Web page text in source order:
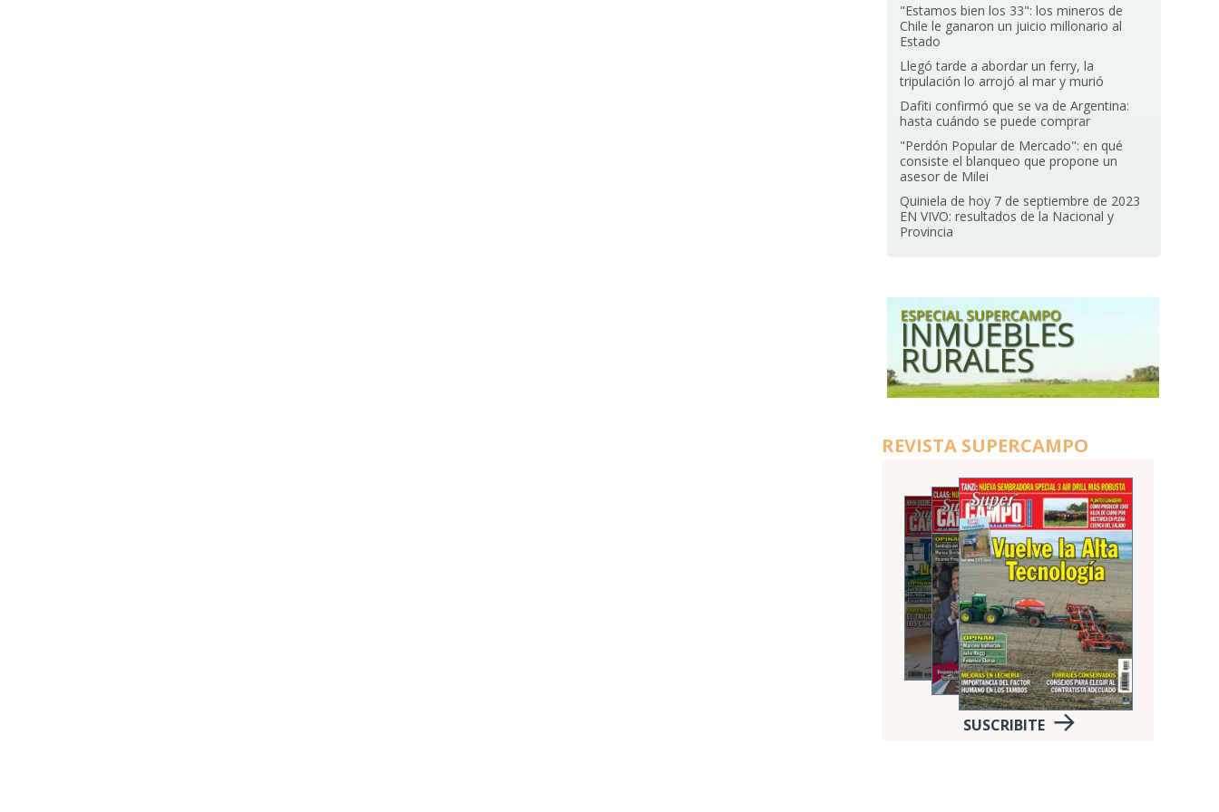
"Estamos bien los 33": los mineros de
Chile le ganaron un juicio millonario al
Estado
Llegó tarde a abordar un ferry, la
tripulación lo arrojó al mar y murió
Dafiti confirmó que se va de Argentina:
hasta cuándo se puede comprar
"Perdón Popular de Mercado": en qué
consiste el blanqueo que propone un
asesor de Milei
Quiniela de hoy 7 de septiembre de 2023
EN VIVO: resultados de la Nacional y
Provincia
REVISTA SUPERCAMPO
SUSCRIBITE